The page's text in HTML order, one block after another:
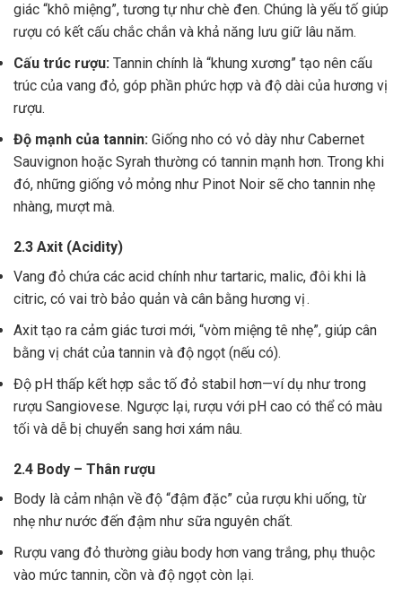
giác “khô miệng”, tương tự như chè đen. Chúng là yếu tố giúp
rượu có kết cấu chắc chắn và khả năng lưu giữ lâu năm.
Cấu trúc rượu: Tannin chính là “khung xương” tạo nên cấu
trúc của vang đỏ, góp phần phức hợp và độ dài của hương vị
rượu.
Độ mạnh của tannin: Giống nho có vỏ dày như Cabernet
Sauvignon hoặc Syrah thường có tannin mạnh hơn. Trong khi
đó, những giống vỏ mỏng như Pinot Noir sẽ cho tannin nhẹ
nhàng, mượt mà.
2.3 Axit (Acidity)
Vang đỏ chứa các acid chính như tartaric, malic, đôi khi là
citric, có vai trò bảo quản và cân bằng hương vị .
Axit tạo ra cảm giác tươi mới, “vòm miệng tê nhẹ”, giúp cân
bằng vị chát của tannin và độ ngọt (nếu có).
Độ pH thấp kết hợp sắc tố đỏ stabil hơn—ví dụ như trong
rượu Sangiovese. Ngược lại, rượu với pH cao có thể có màu
tối và dễ bị chuyển sang hơi xám nâu.
2.4 Body – Thân rượu
Body là cảm nhận về độ “đậm đặc” của rượu khi uống, từ
nhẹ như nước đến đậm như sữa nguyên chất.
Rượu vang đỏ thường giàu body hơn vang trắng, phụ thuộc
vào mức tannin, cồn và độ ngọt còn lại.